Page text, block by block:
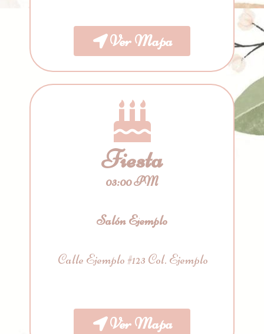
Ver Mapa
Fiesta
03:00 PM
Salón Ejemplo
Calle Ejemplo #123 Col. Ejemplo
Ver Mapa